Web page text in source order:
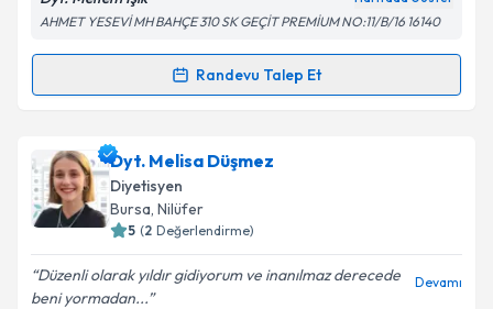
Kişisel verilerimin işlenmesine ilişkin
Aydınlatma
Metni'ni okudum ve kişisel verilerimin belirtilen
kapsamda işlenmesini kabul ediyorum.
AHMET YESEVİ MH BAHÇE 310 SK GEÇİT PREMİUM NO:11/B/16 16140
Randevu Talep Et
Randevu Takvimi Talebi
Dyt. Meltem Işıkiçin randevu takvimi talebi oluşturun.
Size bu uzmandan randevu almanız için bir takvim
hazırlandığında e-posta ile bilgilendireceğiz.
Dyt. Melisa Düşmez
Diyetisyen
Bursa, Nilüfer
5 (2 Değerlendirme)
Düzenli olarak yıldır gidiyorum ve inanılmaz derecede
beni yormadan...
Devamı